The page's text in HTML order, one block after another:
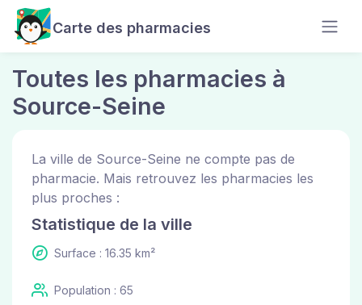
Carte des pharmacies
Toutes les pharmacies à
Source-Seine
La ville de Source-Seine ne compte pas de
pharmacie. Mais retrouvez les pharmacies les
plus proches :
Statistique de la ville
Surface : 16.35 km²
Population : 65